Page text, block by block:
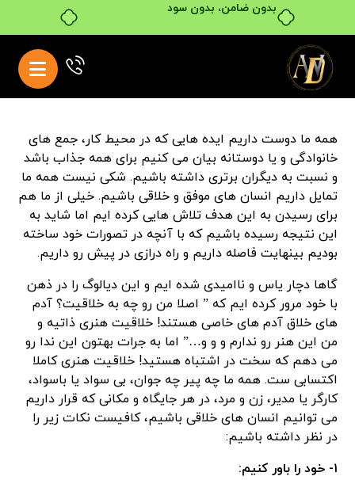
بدون ضامن، بدون سود
همه ما دوست داریم ایده هایی که در محیط کار، جمع های
خانوادگی و یا دوستانه بیان می کنیم برای همه جذاب باشد
و نسبت به دیگران برتری داشته باشیم. شکی نیست همه ما
تمایل داریم انسان های موفق و خلاقی باشیم. خیلی از ما هم
برای رسیدن به این هدف تلاش هایی کرده ایم اما شاید به
این نتیجه رسیده باشیم که با آنچه در تصورات خود ساخته
بودیم بینهایت فاصله داریم و راه درازی در پیش رو داریم.
گاها دچار یاس و ناامیدی شده ایم و این دیالوگ را در ذهن
با خود مرور کرده ایم که ” اصلا من رو چه به خلاقیت؟ آدم
های خلاق آدم های خاصی هستند! خلاقیت هنری ذاتیه و
من این هنر رو ندارم و و و…” اما به جرات بهتون این ندا رو
می دهم که سخت در اشتباه هستید! خلاقیت هنری کاملا
اکتسابی ست. همه ما چه پیر چه جوان، بی سواد یا باسواد،
کارگر یا مدیر، زن و مرد، در هر جایگاه و مکانی که قرار داریم
می توانیم انسان های خلاقی باشیم، کافیست نکات زیر را
در نظر داشته باشیم:
۱- خود را باور کنیم: